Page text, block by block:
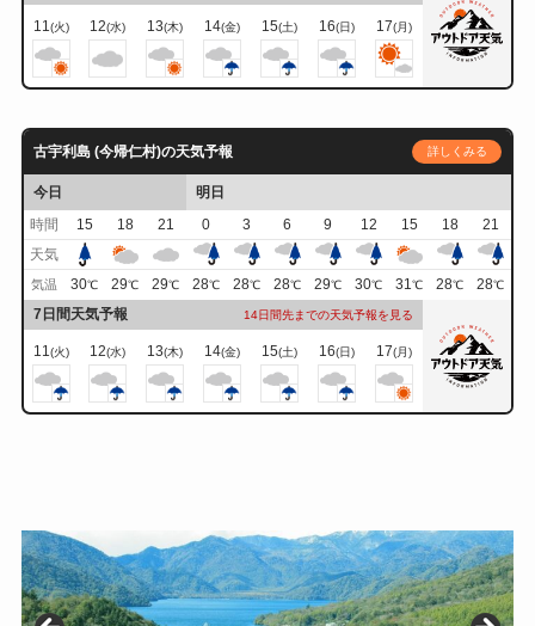
11(火) 12(水) 13(木) 14(金) 15(土) 16(日) 17(月)
古宇利島 (今帰仁村)の天気予報 詳しくみる
今日
明日
時間
15 18 21 0 3 6 9 12 15 18
21
天気
気温 30℃ 29℃ 29℃ 28℃ 28℃ 28℃ 29℃ 30℃ 31℃ 28℃ 28℃
7日間天気予報 14日間先までの天気予報を見る
11(火) 12(水) 13(木) 14(金) 15(土) 16(日) 17(月)